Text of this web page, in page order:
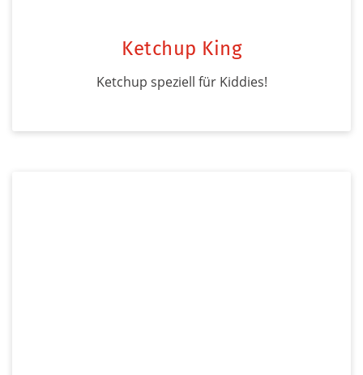
Ketchup King
Ketchup speziell für Kiddies!